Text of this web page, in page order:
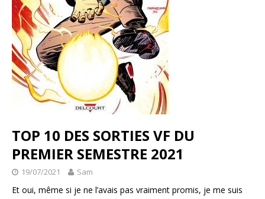
TOP 10 DES SORTIES VF DU
PREMIER SEMESTRE 2021
19/07/2021 Sam
Et oui, même si je ne l’avais pas vraiment promis, je me suis